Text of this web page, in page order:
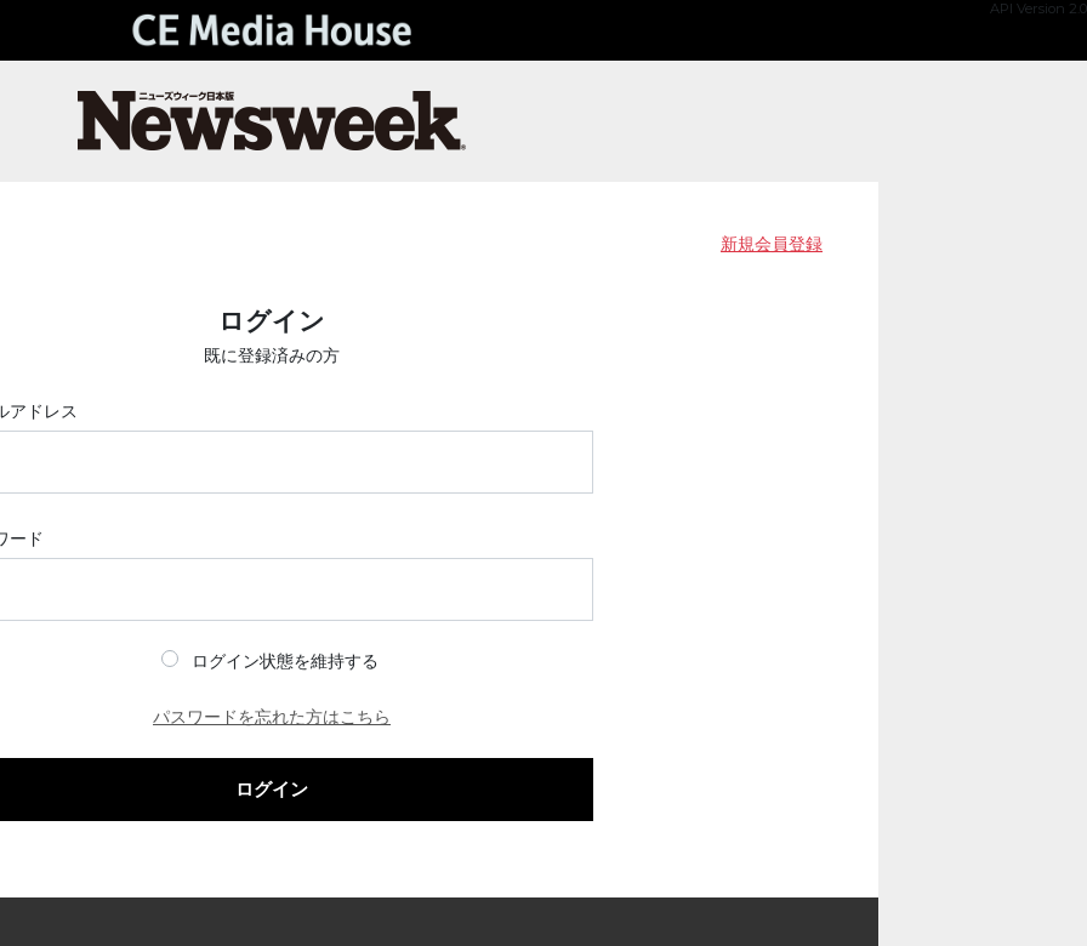
API Version 2.0
新規会員登録
ログイン
既に登録済みの方
アドレス
ード
ログイン状態を維持する
パスワードを忘れた方はこちら
ログイン